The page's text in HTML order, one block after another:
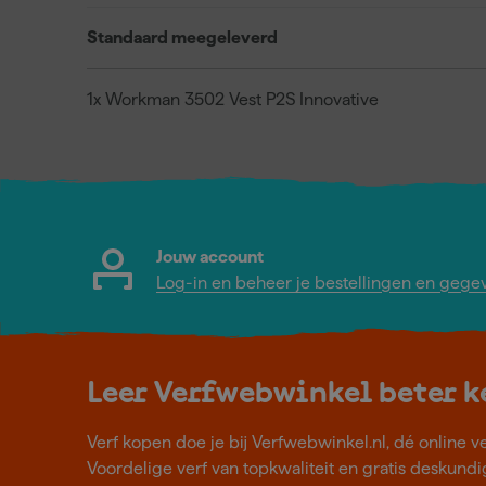
Standaard meegeleverd
1x Workman 3502 Vest P2S Innovative
Jouw account
Log-in en beheer je bestellingen en
Leer Verfwebwinkel beter
Verf kopen doe je bij Verfwebwinkel.nl, dé online
Voordelige verf van topkwaliteit en gratis